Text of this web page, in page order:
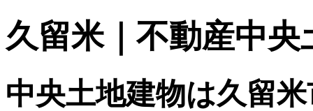
久留米｜不動産中
中央土地建物は久留